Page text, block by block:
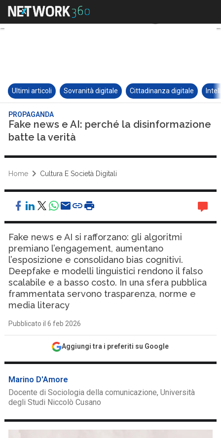
Ultimi articoli Sovranità digitale Cittadinanza digitale
PROPAGANDA
Fake news e AI: perché la disinformazione
batte la verità
Home Cultura E Società Digitali
Fake news e AI si rafforzano: gli algoritmi
premiano l’engagement, aumentano
l’esposizione e consolidano bias cognitivi.
Deepfake e modelli linguistici rendono il falso
scalabile e a basso costo. In una sfera pubblica
frammentata servono trasparenza, norme e
media literacy
Pubblicato il 6 feb 2026
Aggiungi tra i preferiti su Google
Marino D'Amore
Docente di Sociologia della comunicazione, Università
degli Studi Niccolò Cusano